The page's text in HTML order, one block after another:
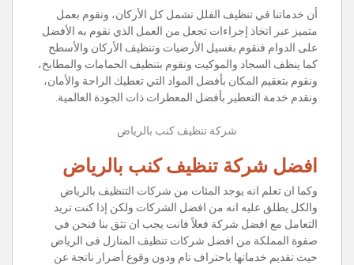
أن خدماتنا في تنظيف الفلل تشمل كل الأركان، ونقوم بعمل
متميز عبر اتخاذ إجراءات تجعل من العمل الذي نقوم به الأفضل
على الدوام فنقوم بغسيل الأرضيات وتنظيف الأركان والأسطح
كما ينظف السجاد والموكيت ونقوم بتنظيف الحمامات والمطابخ،
ونقوم بتعقيم المكان بأفضل المواد التي تعطيك الراحة والأمان،
ونقدم خدمة التعطير بأفضل المعطرات ذات الجودة العالمية.
شركة تنظيف كنب بالرياض
افضل شركة تنظيف كنب بالرياض
وكما ان تعلم انه يوجد المئات من شركات التنظيف بالرياض
والكل يطلق عليه انه من افضل الشركات ولكن إذا كنت تريد
التعامل مع افضل شركة فعلاً فانت يجب ان تثق بنا فنحن في
صفوة المملكة من افضل شركات تنظيف المنازل فى الرياض
حيث تقديم خدماتها باحتراف تام ودون وقوع أضرار ناتجة عن